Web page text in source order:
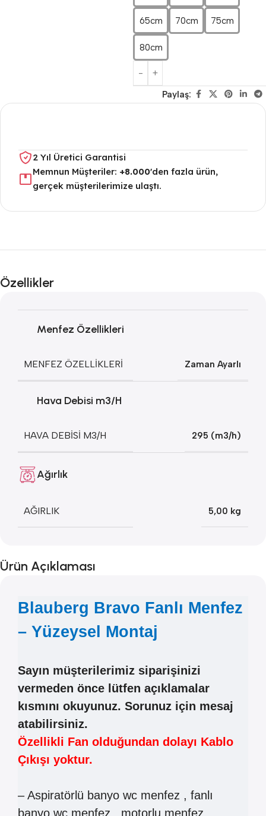
65cm 70cm 75cm
80cm
Paylaş:
2 Yıl Üretici Garantisi
Memnun Müşteriler: +8.000'den fazla ürün,
gerçek müşterilerimize ulaştı.
Özellikler
Menfez Özellikleri
MENFEZ ÖZELLIKLERI Zaman Ayarlı
Hava Debisi m3/H
HAVA DEBISI M3/H 295 (m3/h)
Ağırlık
AĞIRLIK 5,00 kg
Ürün Açıklaması
Blauberg Bravo Fanlı Menfez
– Yüzeysel Montaj
Sayın müşterilerimiz siparişinizi
vermeden önce lütfen açıklamalar
kısmını okuyunuz. Sorunuz için mesaj
atabilirsiniz.
Özellikli Fan olduğundan dolayı Kablo
Çıkışı yoktur.
– Aspiratörlü banyo wc menfez , fanlı
banyo wc menfez , motorlu menfez